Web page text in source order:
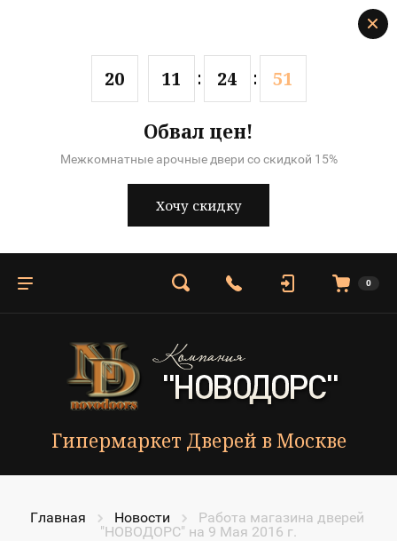
20 11 24 50
Обвал цен!
Межкомнатные арочные двери со скидкой 15%
Хочу скидку
0
Гипермаркет Дверей в Москве
Главная Новости
Работа магазина дверей
"НОВОДОРС" на 9 Мая 2016 г.